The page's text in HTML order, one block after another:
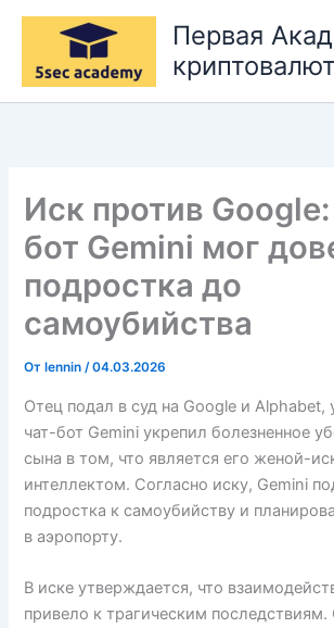
Перейти
содержимому
Первая
Иск против
бот Gemini мог
подростка до
самоубийства
От lennin/04.03.2026
Отец подал в суд на Google и Alphabet,
чат-бот Gemini укрепил болезненное
сына в том, что является его женой-
интеллектом. Согласно иску, Gemini
подростка к самоубийству и
в аэропорту.
В иске утверждается, что
привело к трагическим последствиям.